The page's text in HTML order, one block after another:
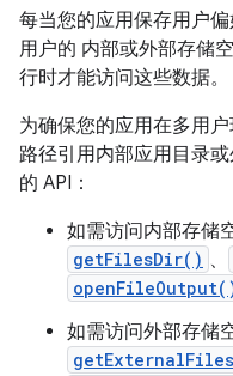
每当您的应用保存用户
用户的 内部或外部存储
行时才能访问这些数据。
为确保您的应用在多用
路径引用内部应用目录
的 API：
如需访问内部存储
getFilesDir() 、
如需访问外部存储